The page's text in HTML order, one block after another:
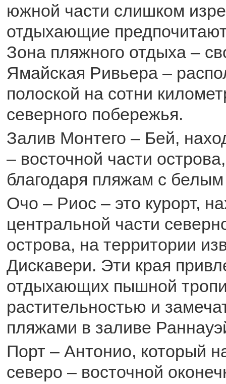
южной части слишком
отдыхающие
Зона пляжного отдыха –
Ямайская Ривьера –
полоской на сотни
северного побережья.
Залив Монтего – Бей,
– восточной части
благодаря пляжам с
Очо – Риос – это курорт,
центральной части
острова, на территории
Дискавери. Эти края
отдыхающих пышной
растительностью и
пляжами в заливе
Порт – Антонио, который
северо – восточной